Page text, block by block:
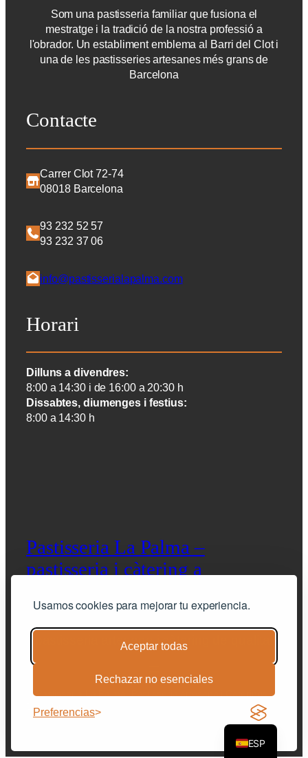
Usamos cookies para mejorar tu experiencia.
Aceptar todas
Rechazar no esenciales
Preferencias
Som una pastisseria familiar que fusiona el
mestratge i la tradició de la nostra professió a
l'obrador. Un establiment emblema al Barri del Clot i
una de les pastisseries artesanes més grans de
Barcelona
Contacte
Carrer Clot 72-74
08018 Barcelona
93 232 52 57
93 232 37 06
info@pastisserialapalma.com
Horari
Dilluns a divendres:
8:00 a 14:30 i de 16:00 a 20:30 h
Dissabtes, diumenges i festius:
8:00 a 14:30 h
Pastisseria La Palma –
pastisseria i càtering a
pastisseria artesana i càtering de qualitat
© Pastisseria La Palma. Pastisseria artesana i Caterings –
Barcelona |
Avis legal
condicions
generals de venda
ESP